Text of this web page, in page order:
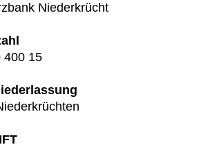
Niederkrücht
400 15